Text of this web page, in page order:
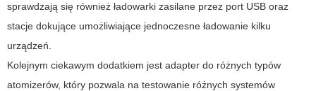
sprawdzają się również ładowarki zasilane przez port USB oraz
stacje dokujące umożliwiające jednoczesne ładowanie kilku
urządzeń.
Kolejnym ciekawym dodatkiem jest adapter do różnych typów
atomizerów, który pozwala na testowanie różnych systemów